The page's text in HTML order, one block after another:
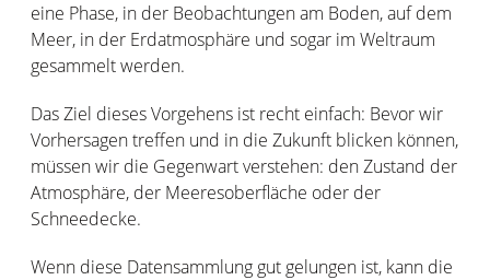
eine Phase, in der Beobachtungen am Boden, auf dem
Meer, in der Erdatmosphäre und sogar im Weltraum
gesammelt werden.
Das Ziel dieses Vorgehens ist recht einfach: Bevor wir
Vorhersagen treffen und in die Zukunft blicken können,
müssen wir die Gegenwart verstehen: den Zustand der
Atmosphäre, der Meeresoberfläche oder der
Schneedecke.
Wenn diese Datensammlung gut gelungen ist, kann die